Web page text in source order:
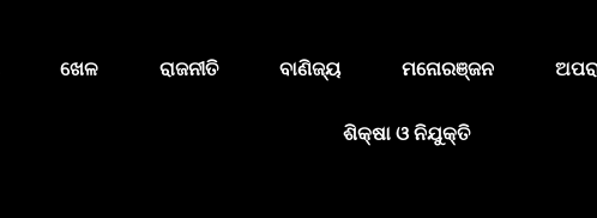
ଖେଳ ରାଜନୀତି ବାଣିଜ୍ୟ ମନୋରଞ୍ଜନ
ଶିକ୍ଷା ଓ ନିଯୁକ୍ତି